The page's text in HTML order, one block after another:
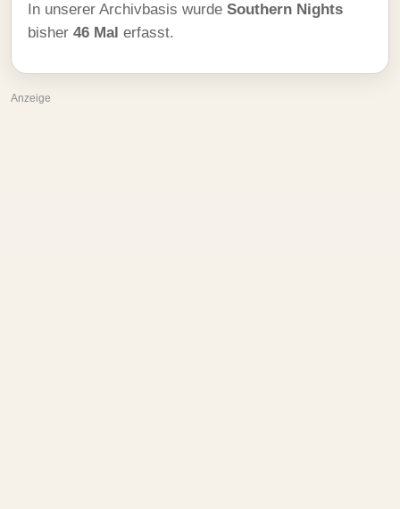
In unserer Archivbasis wurde Southern Nights
bisher 46 Mal erfasst.
Anzeige